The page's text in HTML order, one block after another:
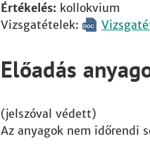
Értékelés: kollokvium
Vizsgatételek:
Előadás
(jelszóval védett)
Az anyagok nem időrendi